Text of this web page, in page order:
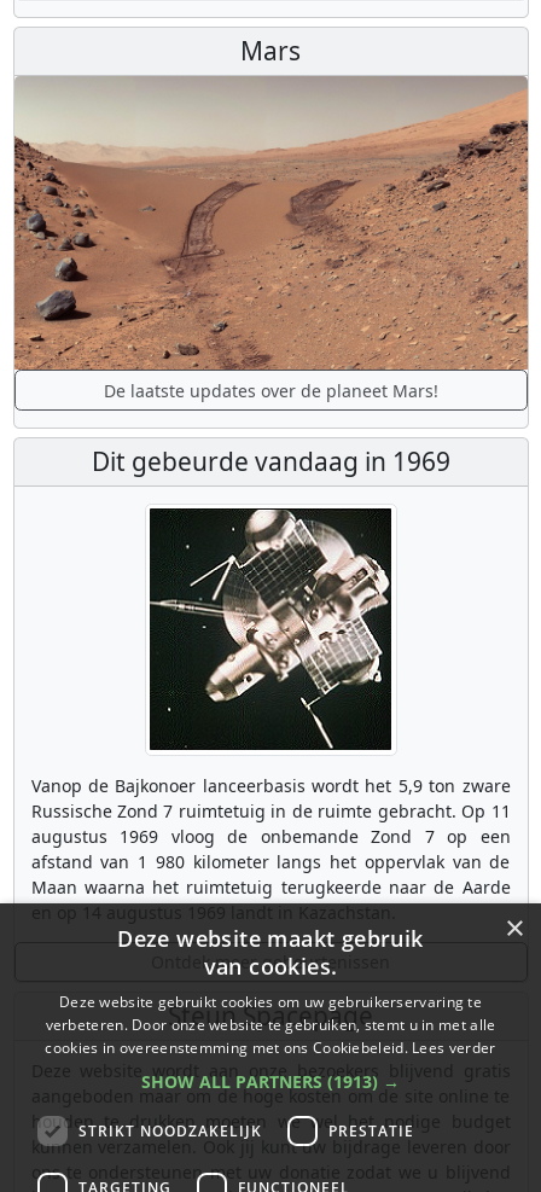
Mars
De laatste updates over de planeet Mars!
Dit gebeurde vandaag in 1969
Vanop de Bajkonoer lanceerbasis wordt het 5,9 ton zware
Russische Zond 7 ruimtetuig in de ruimte gebracht. Op 11
augustus 1969 vloog de onbemande Zond 7 op een
afstand van 1 980 kilometer langs het oppervlak van de
Maan waarna het ruimtetuig terugkeerde naar de Aarde
Ontdek meer gebeurtenissen
Steun Spacepage
Deze website wordt aan onze bezoekers blijvend gratis
aangeboden maar om de hoge kosten om de site online te
houden te drukken moeten we wel het nodige budget
kunnen verzamelen. Ook jij kunt uw bijdrage leveren door
ons te ondersteunen met uw donatie zodat we u blijvend
×
Deze website maakt gebruik
van cookies.
Deze website gebruikt cookies om uw gebruikerservaring te
verbeteren. Door onze website te gebruiken, stemt u in met alle
cookies in overeenstemming met ons Cookiebeleid. Lees verder
SHOW ALL PARTNERS (1913) →
STRIKT NOODZAKELIJK PRESTATIE
TARGETING FUNCTIONEEL